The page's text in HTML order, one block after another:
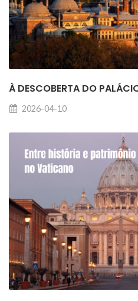
À DESCOBERTA DO
2026-04-10